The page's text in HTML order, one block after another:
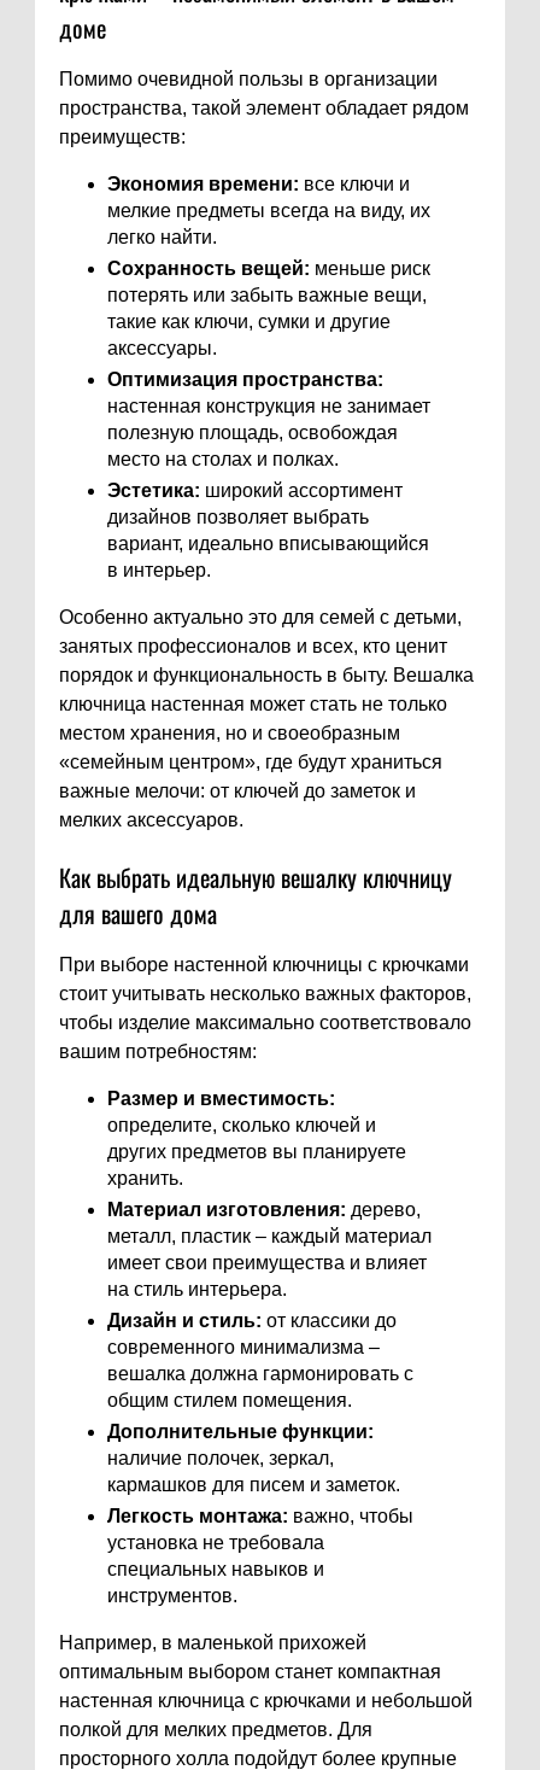
доме
Помимо очевидной пользы в организации
пространства, такой элемент обладает рядом
преимуществ:
Экономия времени: все ключи и
мелкие предметы всегда на виду, их
легко найти.
Сохранность вещей: меньше риск
потерять или забыть важные вещи,
такие как ключи, сумки и другие
аксессуары.
Оптимизация пространства:
настенная конструкция не занимает
полезную площадь, освобождая
место на столах и полках.
Эстетика: широкий ассортимент
дизайнов позволяет выбрать
вариант, идеально вписывающийся
в интерьер.
Особенно актуально это для семей с детьми,
занятых профессионалов и всех, кто ценит
порядок и функциональность в быту. Вешалка
ключница настенная может стать не только
местом хранения, но и своеобразным
«семейным центром», где будут храниться
важные мелочи: от ключей до заметок и
мелких аксессуаров.
Как выбрать идеальную вешалку ключницу
для вашего дома
При выборе настенной ключницы с крючками
стоит учитывать несколько важных факторов,
чтобы изделие максимально соответствовало
вашим потребностям:
Размер и вместимость:
определите, сколько ключей и
других предметов вы планируете
хранить.
Материал изготовления: дерево,
металл, пластик – каждый материал
имеет свои преимущества и влияет
на стиль интерьера.
Дизайн и стиль: от классики до
современного минимализма –
вешалка должна гармонировать с
общим стилем помещения.
Дополнительные функции:
наличие полочек, зеркал,
кармашков для писем и заметок.
Легкость монтажа: важно, чтобы
установка не требовала
специальных навыков и
инструментов.
Например, в маленькой прихожей
оптимальным выбором станет компактная
настенная ключница с крючками и небольшой
полкой для мелких предметов. Для
просторного холла подойдут более крупные